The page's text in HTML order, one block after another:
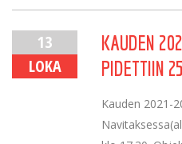
13
LOKA
KAUDEN
PIDETTIIN
Kauden 2021-